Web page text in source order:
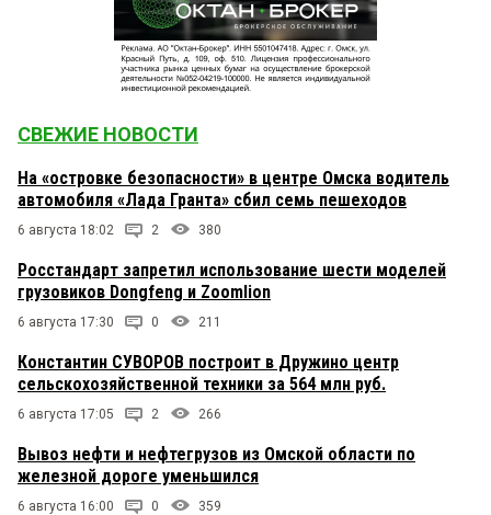
СВЕЖИЕ НОВОСТИ
На «островке безопасности» в центре Омска водитель
автомобиля «Лада Гранта» сбил семь пешеходов
6 августа 18:02 2 380
Росстандарт запретил использование шести моделей
грузовиков Dongfeng и Zoomlion
6 августа 17:30 0 211
Константин СУВОРОВ построит в Дружино центр
сельскохозяйственной техники за 564 млн руб.
6 августа 17:05 2 266
Вывоз нефти и нефтегрузов из Омской области по
железной дороге уменьшился
6 августа 16:00 0 359